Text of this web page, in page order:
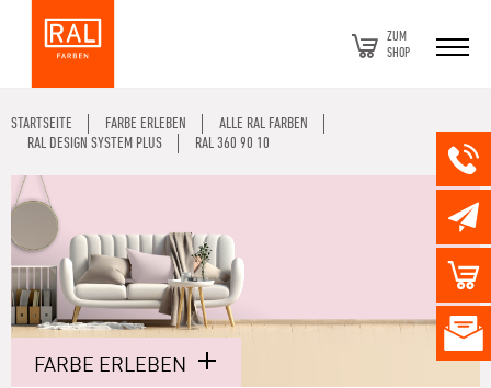
ZUM
SHOP
STARTSEITE FARBE ERLEBEN
ALLE RAL FARBEN
RAL DESIGN SYSTEM PLUS
RAL 360 90 10
FARBE ERLEBEN